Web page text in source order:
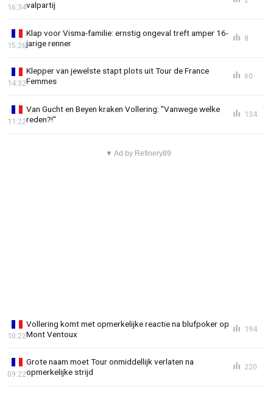
valpartij
16:34
Klap voor Visma-familie: ernstig ongeval treft amper 16-
jarige renner
15:26
8
Klepper van jewelste stapt plots uit Tour de France
Femmes
14:32
60
Van Gucht en Beyen kraken Vollering: "Vanwege welke
reden?!"
11:22
134
▼ Ad by Refinery89
Vollering komt met opmerkelijke reactie na blufpoker op
Mont Ventoux
10:22
194
Grote naam moet Tour onmiddellijk verlaten na
opmerkelijke strijd
09:22
220